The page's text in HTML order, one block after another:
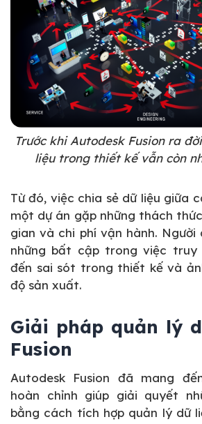
Trước khi Autodesk Fusion ra
liệu trong thiết kế vẫn còn
Từ đó, việc chia sẻ dữ liệu giữa
một dự án gặp những thách
gian và chi phí vận hành.
những bất cập trong việc truy
đến sai sót trong thiết kế và
độ sản xuất.
Giải pháp quản lý
Fusion
Autodesk Fusion đã mang
hoàn chỉnh giúp giải quyết
bằng cách tích hợp quản lý dữ